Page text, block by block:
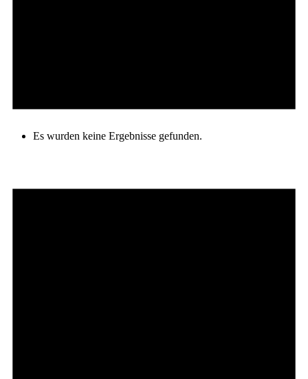
Es wurden keine Ergebnisse gefunden.